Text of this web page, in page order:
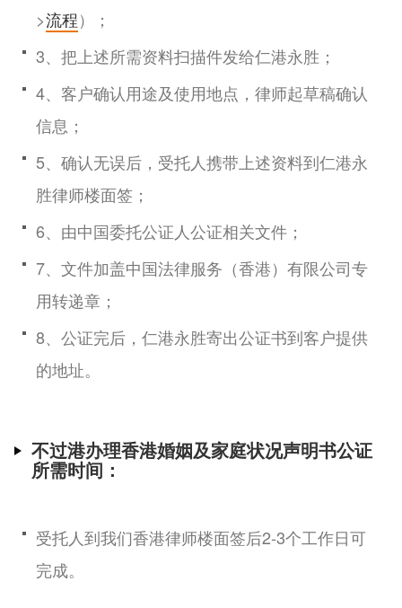
>流程）；
3、把上述所需资料扫描件发给仁港永胜；
4、客户确认用途及使用地点，律师起草稿确认
信息；
5、确认无误后，受托人携带上述资料到仁港永
胜律师楼面签；
6、由中国委托公证人公证相关文件；
7、文件加盖中国法律服务（香港）有限公司专
用转递章；
8、公证完后，仁港永胜寄出公证书到客户提供
的地址。
不过港办理香港婚姻及家庭状况声明书公证
所需时间：
受托人到我们香港律师楼面签后2-3个工作日可
完成。